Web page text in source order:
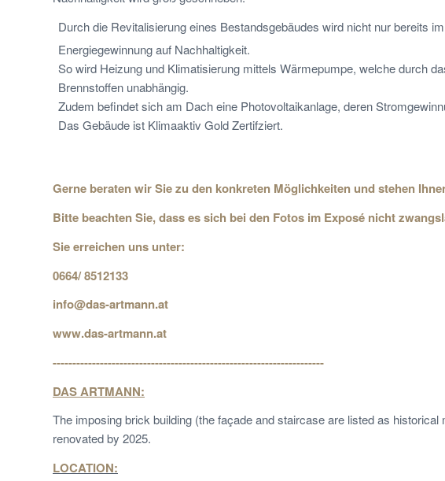
Durch die Revitalisierung eines Bestandsgebäudes wird nicht nur bereits
Energiegewinnung auf Nachhaltigkeit.
So wird Heizung und Klimatisierung mittels Wärmepumpe, welche durch
Brennstoffen unabhängig.
Zudem befindet sich am Dach eine Photovoltaikanlage, deren
Das Gebäude ist Klimaaktiv Gold Zertifziert.
Gerne beraten wir Sie zu den konkreten Möglichkeiten und stehen
Bitte beachten Sie, dass es sich bei den Fotos im Exposé nicht
Sie erreichen uns unter:
0664/ 8512133
info@das-artmann.at
www.das-artmann.at
---------------------------------------------------------------------
DAS ARTMANN:
The imposing brick building (the façade and staircase are listed as
renovated by 2025.
LOCATION: